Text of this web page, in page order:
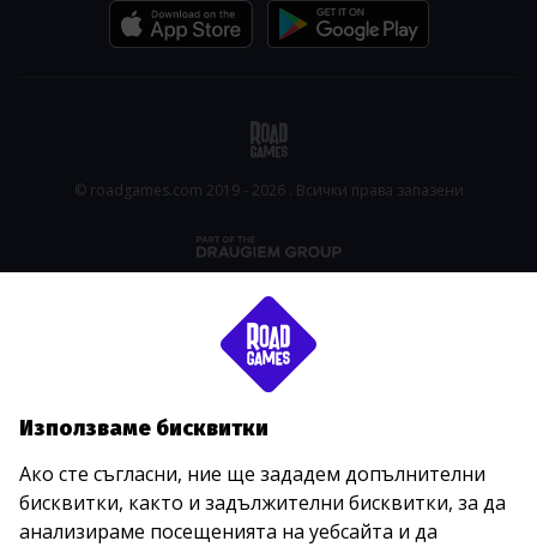
© roadgames.com 2019 - 2026 . Всички права запазени
Използваме бисквитки
Ако сте съгласни, ние ще зададем допълнителни
бисквитки, както и задължителни бисквитки, за да
анализираме посещенията на уебсайта и да